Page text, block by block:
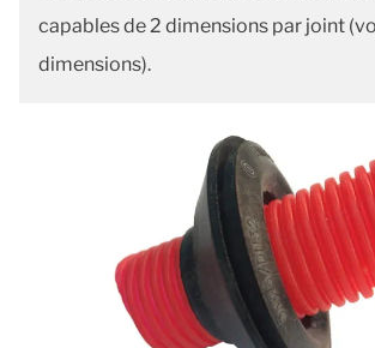
capables de 2 dimensions par joint
dimensions).